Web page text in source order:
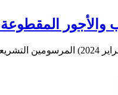
المقطوعة